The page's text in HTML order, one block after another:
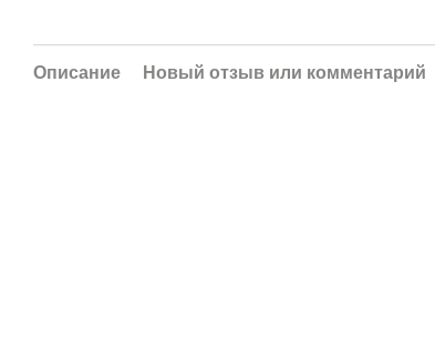
Описание Новый отзыв или комментарий